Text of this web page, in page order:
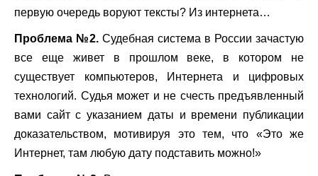
первую очередь воруют тексты? Из интернета…
Проблема №2. Судебная система в России зачастую
все еще живет в прошлом веке, в котором не
существует компьютеров, Интернета и цифровых
технологий. Судья может и не счесть предъявленный
вами сайт с указанием даты и времени публикации
доказательством, мотивируя это тем, что «Это же
Интернет, там любую дату подставить можно!»